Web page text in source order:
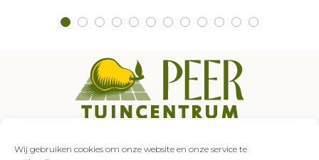
Wij gebruiken cookies om onze website en onze service te
7007 GZ Doetinchem